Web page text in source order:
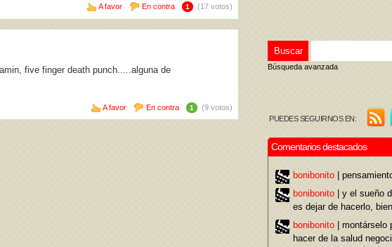
A favor En contra 1 (17 votos)
five finger death punch.....alguna de
A favor En contra 1 (9 votos)
Búsqueda avanzada
PUEDES SEGUIRNOS EN:
Comentarios destacados
bonibonito |
bonibonito | y el sueño
es dejar de hacerlo,
bonibonito | montárselo
hacer de la salud